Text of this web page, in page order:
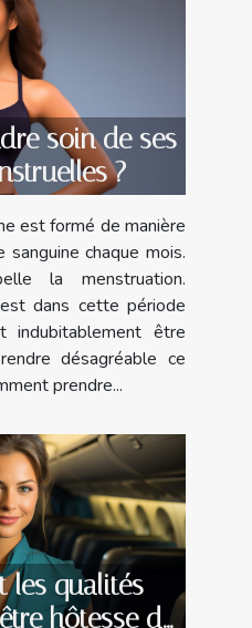
soin de ses
?
est formé de manière
chaque mois.
la menstruation.
dans cette période
être
désagréable ce
prendre...
les qualités
de